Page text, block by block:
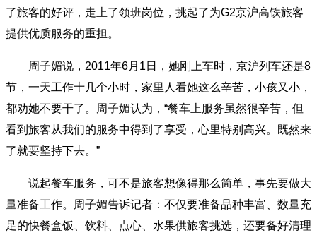
了旅客的好评，走上了领班岗位，挑起了为G2京沪高铁旅客
提供优质服务的重担。
周子媚说，2011年6月1日，她刚上车时，京沪列车还是8
节，一天工作十几个小时，家里人看她这么辛苦，小孩又小，
都劝她不要干了。周子媚认为，“餐车上服务虽然很辛苦，但
看到旅客从我们的服务中得到了享受，心里特别高兴。既然来
了就要坚持下去。”
说起餐车服务，可不是旅客想像得那么简单，事先要做大
量准备工作。周子媚告诉记者：不仅要准备品种丰富、数量充
足的快餐盒饭、饮料、点心、水果供旅客挑选，还要备好清理